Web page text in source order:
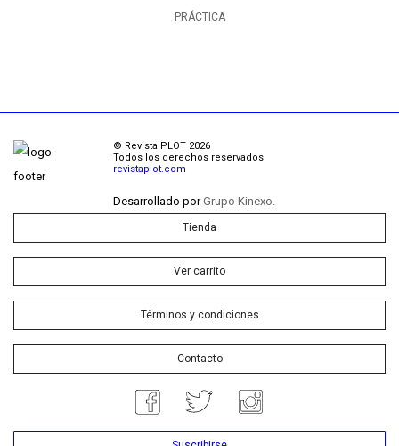
PRÁCTICA
© Revista PLOT 2026
Todos los derechos reservados
revistaplot.com
Desarrollado porGrupo Kinexo.
Tienda
Ver carrito
Términos y condiciones
Contacto